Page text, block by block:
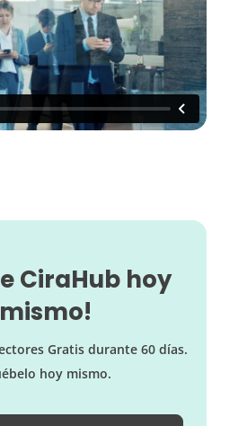
CiraHub hoy
mismo!
Gratis durante 60 días.
hoy mismo.